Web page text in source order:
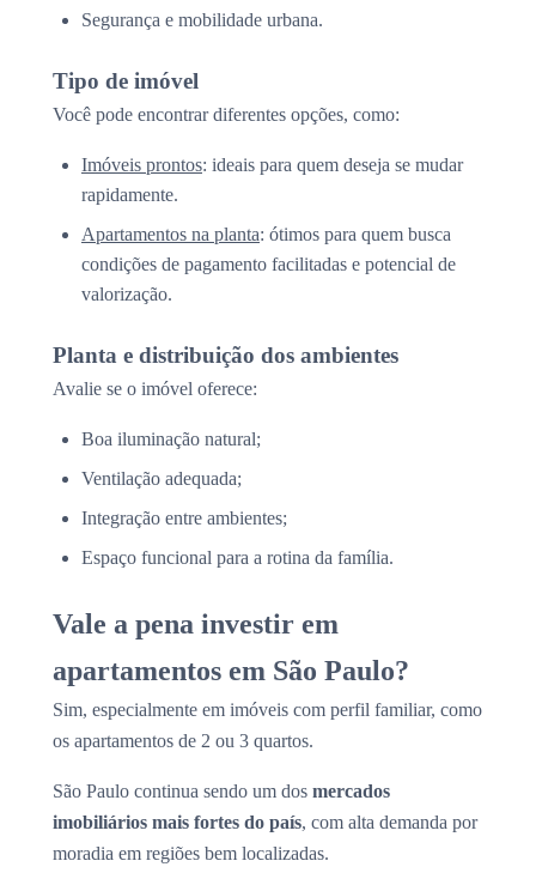
Segurança e mobilidade urbana.
Tipo de imóvel
Você pode encontrar diferentes opções, como:
Imóveis prontos: ideais para quem deseja se mudar
rapidamente.
Apartamentos na planta: ótimos para quem busca
condições de pagamento facilitadas e potencial de
valorização.
Planta e distribuição dos ambientes
Avalie se o imóvel oferece:
Boa iluminação natural;
Ventilação adequada;
Integração entre ambientes;
Espaço funcional para a rotina da família.
Vale a pena investir em
apartamentos em São Paulo?
Sim, especialmente em imóveis com perfil familiar, como
os apartamentos de 2 ou 3 quartos.
São Paulo continua sendo um dos mercados
imobiliários mais fortes do país, com alta demanda por
moradia em regiões bem localizadas.